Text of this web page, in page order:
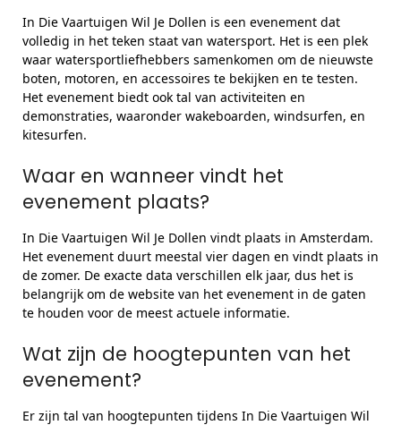
In Die Vaartuigen Wil Je Dollen is een evenement dat
volledig in het teken staat van watersport. Het is een plek
waar watersportliefhebbers samenkomen om de nieuwste
boten, motoren, en accessoires te bekijken en te testen.
Het evenement biedt ook tal van activiteiten en
demonstraties, waaronder wakeboarden, windsurfen, en
kitesurfen.
Waar en wanneer vindt het
evenement plaats?
In Die Vaartuigen Wil Je Dollen vindt plaats in Amsterdam.
Het evenement duurt meestal vier dagen en vindt plaats in
de zomer. De exacte data verschillen elk jaar, dus het is
belangrijk om de website van het evenement in de gaten
te houden voor de meest actuele informatie.
Wat zijn de hoogtepunten van het
evenement?
Er zijn tal van hoogtepunten tijdens In Die Vaartuigen Wil